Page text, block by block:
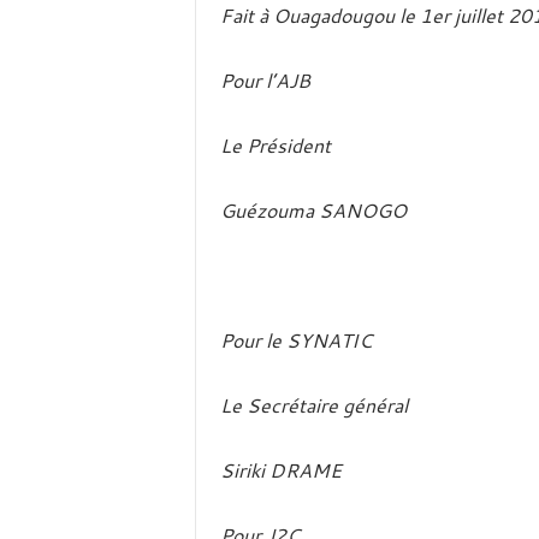
Fait à Ouagadougou le 1er juillet
Pour l’AJB
Le Président
Guézouma SANOGO
Pour le SYNATIC
Le Secrétaire général
Siriki DRAME